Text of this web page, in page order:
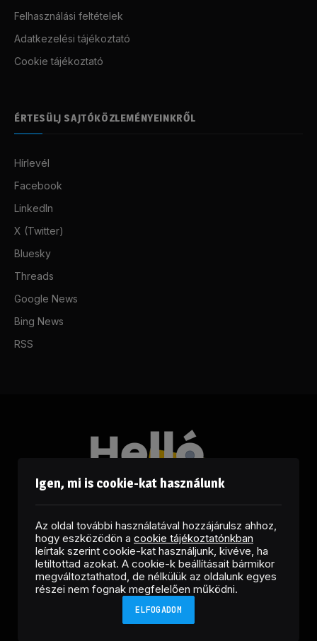
Felhasználási feltételek
Adatkezelési tájékoztató
Cookie tájékoztató
ÉRTESÜLJ SAJTÓKÖZLEMÉNYEINKRŐL
Hírlevél
Facebook
LinkedIn
X (Twitter)
Bluesky
Threads
Google News
Bing News
RSS
FacebookLinkedInX
(Twitter)
RSS
Igen, mi is cookie-kat használunk
Az oldal további használatával hozzájárulsz ahhoz,
hogy eszközödön a cookie tájékoztatónkban
leírtak szerint cookie-kat használjunk, kivéve, ha
letiltottad azokat. A cookie-k beállításait bármikor
megváltoztathatod, de nélkülük az oldalunk egyes
részei nem fognak megfelelően működni.
ELFOGADOM